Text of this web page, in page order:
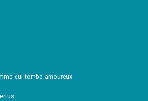
qui tombe amoureux